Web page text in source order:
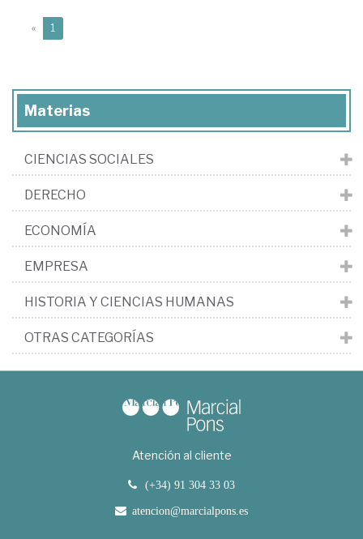
« 1
Materias
CIENCIAS SOCIALES
DERECHO
ECONOMÍA
EMPRESA
HISTORIA Y CIENCIAS HUMANAS
OTRAS CATEGORÍAS
Atención al cliente
(+34) 91 304 33 03
atencion@marcialpons.es